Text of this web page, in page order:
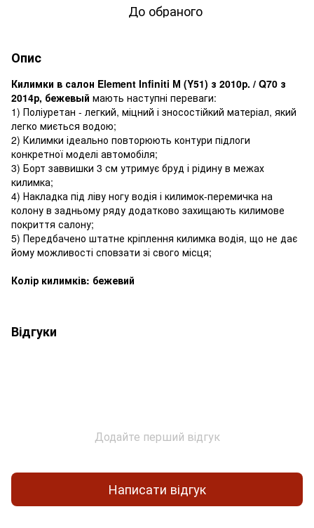
До обраного
Опис
Килимки в салон Element Infiniti М (Y51) з 2010р. / Q70 з
2014р, бежевый мають наступні переваги:
1) Поліуретан - легкий, міцний і зносостійкий матеріал, який
легко миється водою;
2) Килимки ідеально повторюють контури підлоги
конкретної моделі автомобіля;
3) Борт заввишки 3 см утримує бруд і рідину в межах
килимка;
4) Накладка під ліву ногу водія і килимок-перемичка на
колону в задньому ряду додатково захищають килимове
покриття салону;
5) Передбачено штатне кріплення килимка водія, що не дає
йому можливості сповзати зі свого місця;
Колір килимків: бежевий
Відгуки
Додайте перший відгук
Написати відгук